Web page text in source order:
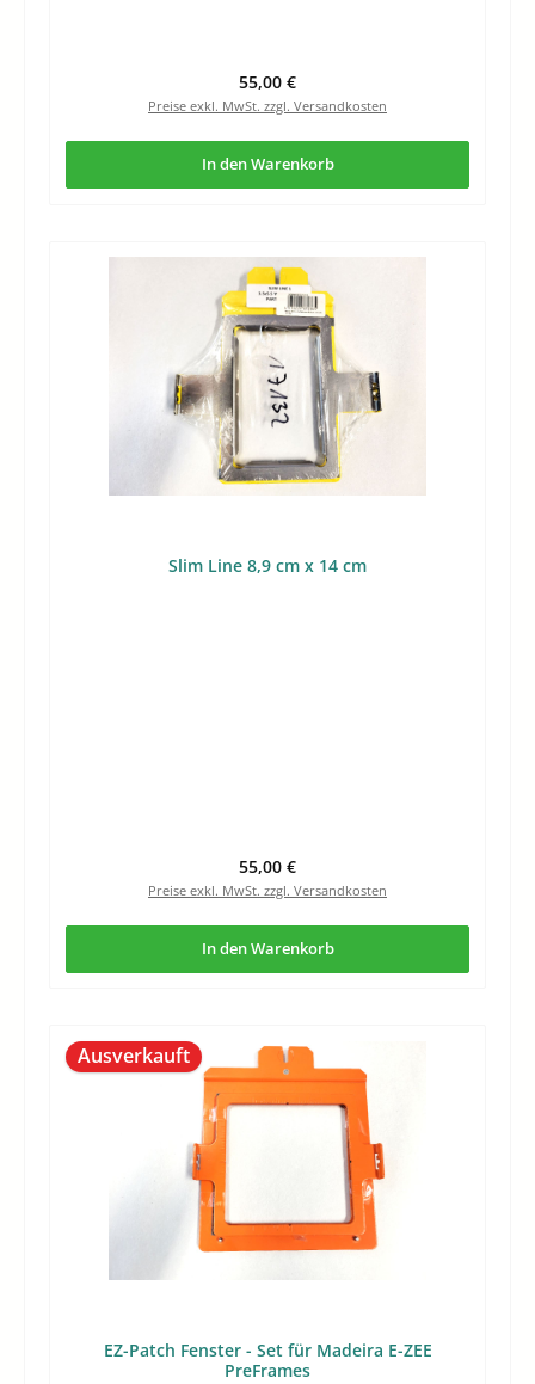
Regulärer Preis:
55,00 €
Preise exkl. MwSt. zzgl. Versandkosten
In den Warenkorb
Slim Line 8,9 cm x 14 cm
Regulärer Preis:
55,00 €
Preise exkl. MwSt. zzgl. Versandkosten
In den Warenkorb
Ausverkauft
EZ-Patch Fenster - Set für Madeira E-ZEE
PreFrames